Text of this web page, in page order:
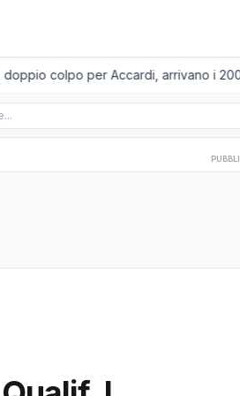
colpo per Accardi, arrivano i